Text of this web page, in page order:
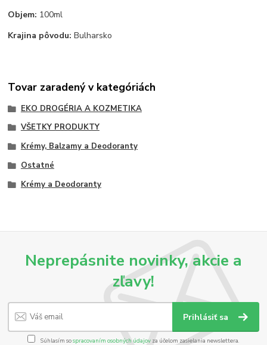
Objem: 100ml
Krajina pôvodu: Bulharsko
Tovar zaradený v kategóriách
EKO DROGÉRIA A KOZMETIKA
VŠETKY PRODUKTY
Krémy, Balzamy a Deodoranty
Ostatné
Krémy a Deodoranty
Neprepásnite novinky, akcie a
zľavy!
Prihlásiť sa
Súhlasím sospracovaním osobných údajov za účelom zasielania newslettera.